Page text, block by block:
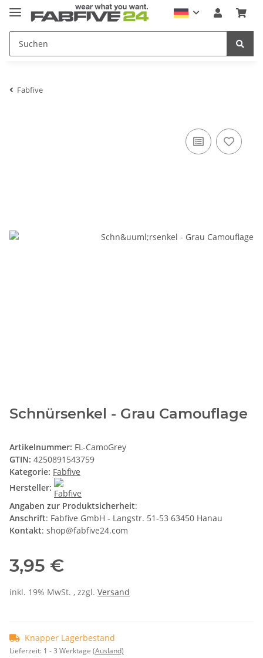
Fabfive
Schnürsenkel - Grau Camouflage
Artikelnummer: FL-CamoGrey
GTIN: 4250891543759
Kategorie: Fabfive
Hersteller:
Angaben zur Produktsicherheit:
Anschrift: Fabfive GmbH - Langstr. 51-53 63450 Hanau
Kontakt: shop@fabfive24.com
3,95 €
inkl. 19% MwSt. , zzgl. Versand
Knapper Lagerbestand
Lieferzeit: 1 - 3 Werktage (Ausland)